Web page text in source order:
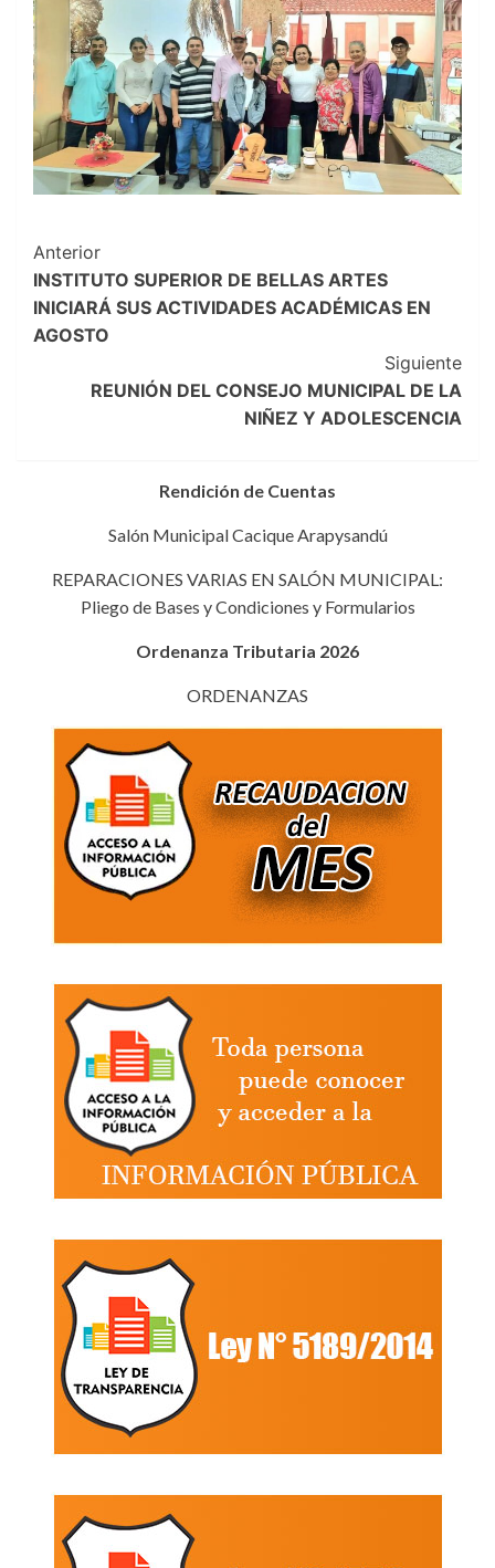
Navegación
de
entradas
Anterior
INSTITUTO SUPERIOR DE BELLAS ARTES
INICIARÁ SUS ACTIVIDADES ACADÉMICAS EN
AGOSTO
Siguiente
REUNIÓN DEL CONSEJO MUNICIPAL DE LA
NIÑEZ Y ADOLESCENCIA
Rendición de Cuentas
Salón Municipal Cacique Arapysandú
REPARACIONES VARIAS EN SALÓN MUNICIPAL:
Pliego de Bases y Condiciones y Formularios
Ordenanza Tributaria 2026
ORDENANZAS